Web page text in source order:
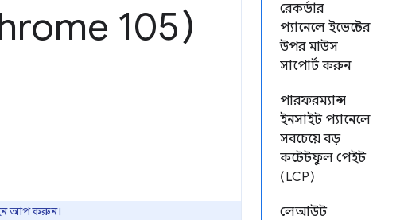
রেকর্ডার
প্যানেলে ইভেন্টের
উপর মাউস
সাপোর্ট করুন
পারফরম্যান্স
ইনসাইট প্যানেলে
সবচেয়ে বড়
কন্টেন্টফুল পেইন্ট
(LCP)
লেআউট
105)
আপ করুন।